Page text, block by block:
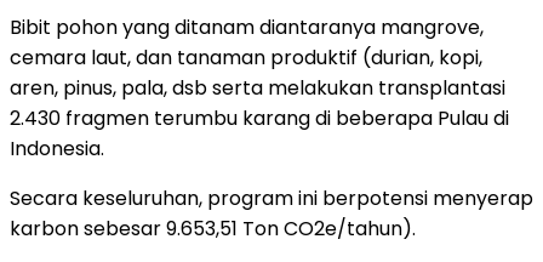
Bibit pohon yang ditanam diantaranya mangrove,
cemara laut, dan tanaman produktif (durian, kopi,
aren, pinus, pala, dsb serta melakukan transplantasi
2.430 fragmen terumbu karang di beberapa Pulau di
Indonesia.
Secara keseluruhan, program ini berpotensi menyerap
karbon sebesar 9.653,51 Ton CO2e/tahun).